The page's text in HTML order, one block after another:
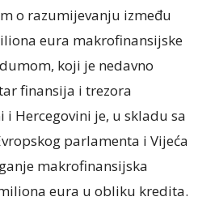
o razumijevanju između
eura makrofinansijske
koji je nedavno
finansija i trezora
i Hercegovini je, u skladu sa
parlamenta i Vijeća
makrofinansijska
eura u obliku kredita.